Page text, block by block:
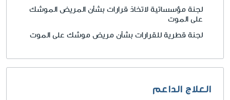
لجنة مؤسساتية لاتخاذ قرارات بشأن المريض الموشك
على الموت
لجنة قطرية للقرارات بشأن مريض موشك على الموت
العلاج الداعم